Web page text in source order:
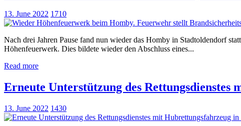
13. June 2022 1710
Nach drei Jahren Pause fand nun wieder das Homby in Stadtoldendorf
Höhenfeuerwerk. Dies bildete wieder den Abschluss eines...
Read more
Erneute Unterstützung des
13. June 2022 1430